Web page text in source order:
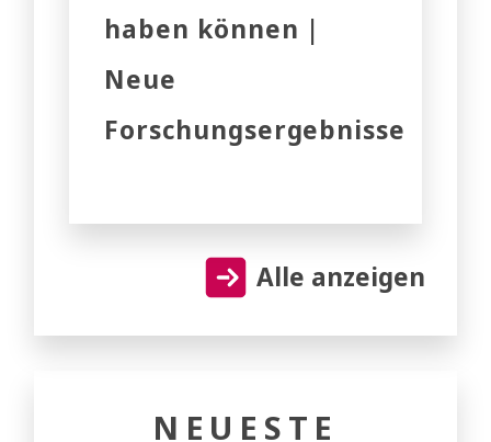
haben können |
Neue
Forschungsergebnisse
Alle anzeigen
NEUESTE